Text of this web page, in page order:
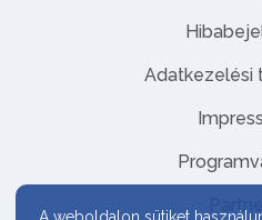
Adatkezelési